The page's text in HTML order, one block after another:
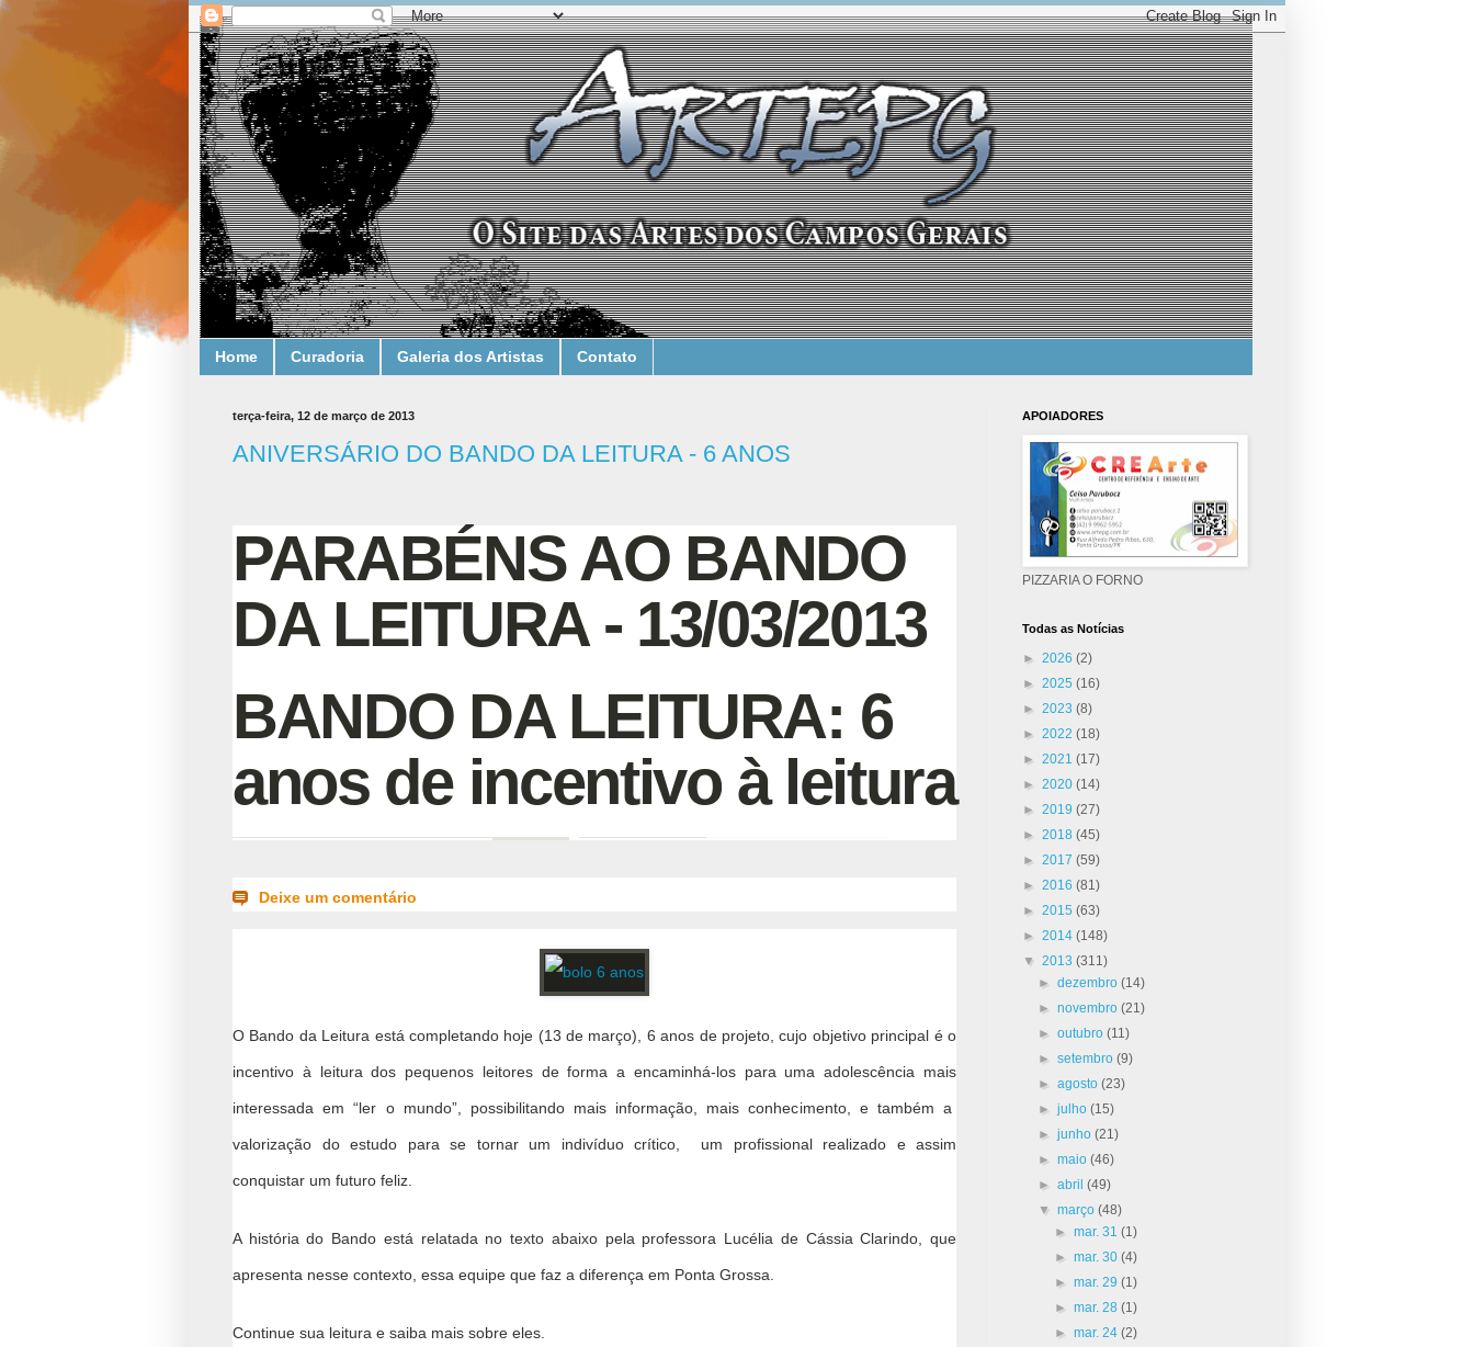
Home Curadoria Galeria dos Artistas Contato
terça-feira, 12 de março de 2013
ANIVERSÁRIO DO BANDO DA LEITURA - 6 ANOS
PARABÉNS AO BANDO
DA LEITURA - 13/03/2013
BANDO DA LEITURA: 6
anos de incentivo à leitura
Deixe um comentário
O Bando da Leitura está completando hoje (13 de março), 6 anos de projeto, cujo objetivo principal é o
incentivo à leitura dos pequenos leitores de forma a encaminhá-los para uma adolescência mais
interessada em “ler o mundo”, possibilitando mais informação, mais conhecimento, e também a
valorização do estudo para se tornar um indivíduo crítico, um profissional realizado e assim
conquistar um futuro feliz.
A história do Bando está relatada no texto abaixo pela professora Lucélia de Cássia Clarindo, que
apresenta nesse contexto, essa equipe que faz a diferença em Ponta Grossa.
Continue sua leitura e saiba mais sobre eles.
APOIADORES
PIZZARIA O FORNO
Todas as Notícias
► 2026 (2)
► 2025 (16)
► 2023 (8)
► 2022 (18)
► 2021 (17)
► 2020 (14)
► 2019 (27)
► 2018 (45)
► 2017 (59)
► 2016 (81)
► 2015 (63)
► 2014 (148)
▼ 2013 (311)
►dezembro(14)
►novembro(21)
►outubro(11)
►setembro(9)
►agosto(23)
►julho(15)
►junho(21)
►maio(46)
►abril(49)
▼março(48)
► mar. 31 (1)
► mar. 30 (4)
► mar. 29 (1)
► mar. 28 (1)
► mar. 24 (2)